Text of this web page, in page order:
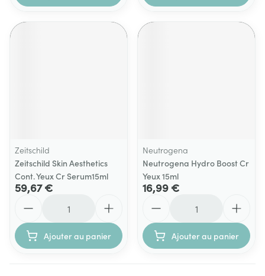
Zeitschild
Zeitschild Skin Aesthetics
Cont. Yeux Cr Serum15ml
59,67 €
Ajouter au panier
Neutrogena
Neutrogena Hydro Boost Cr
Yeux 15ml
16,99 €
Ajouter au panier